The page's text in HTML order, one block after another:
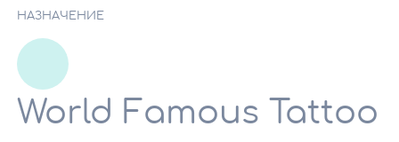
НАЗНАЧЕНИЕ
World Famous Tattoo